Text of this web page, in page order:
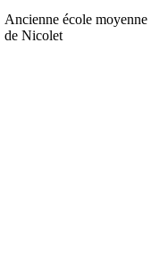
Ancienne école
de Nicolet